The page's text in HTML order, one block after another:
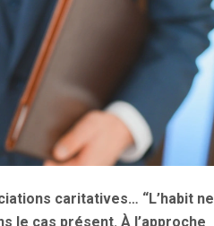
caritatives… “L’habit ne
le cas présent. À l’approche